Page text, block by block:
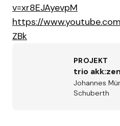
v=xr8EJAyevpM
https://
ZBk
PROJEKT
trio
Johannes
Schuberth